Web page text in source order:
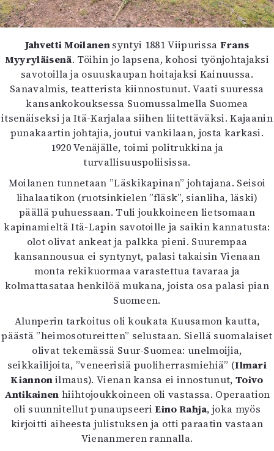
Jahvetti Moilanensyntyi 1881 Viipurissa Frans
Myyryläisenä. Töihin jo lapsena, kohosi työnjohtajaksi
savotoilla ja osuuskaupan hoitajaksi Kainuussa.
Sanavalmis, teatterista kiinnostunut. Vaati suuressa
kansankokouksessa Suomussalmella Suomea
itsenäiseksi ja Itä-Karjalaa siihen liitettäväksi. Kajaanin
punakaartin johtajia, joutui vankilaan, josta karkasi.
1920 Venäjälle, toimi politrukkina ja
turvallisuuspoliisissa.
Moilanen tunnetaan ”Läskikapinan” johtajana. Seisoi
lihalaatikon (ruotsinkielen ”fläsk”, sianliha, läski)
päällä puhuessaan. Tuli joukkoineen lietsomaan
kapinamieltä Itä-Lapin savotoille ja saikin kannatusta:
olot olivat ankeat ja palkka pieni. Suurempaa
kansannousua ei syntynyt, palasi takaisin Vienaan
monta rekikuormaa varastettua tavaraa ja
kolmattasataa henkilöä mukana, joista osa palasi pian
Suomeen.
Alunperin tarkoitus oli koukata Kuusamon kautta,
päästä ”heimosotureitten” selustaan. Siellä suomalaiset
olivat tekemässä Suur-Suomea: unelmoijia,
seikkailijoita, ”veneerisiä puoliherrasmiehiä” (Ilmari
Kiannonilmaus). Vienan kansa ei innostunut, Toivo
Antikainen hiihtojoukkoineen oli vastassa. Operaation
oli suunnitellut punaupseeriEino Rahja, joka myös
kirjoitti aiheesta julistuksen ja otti paraatin vastaan
Vienanmeren rannalla.